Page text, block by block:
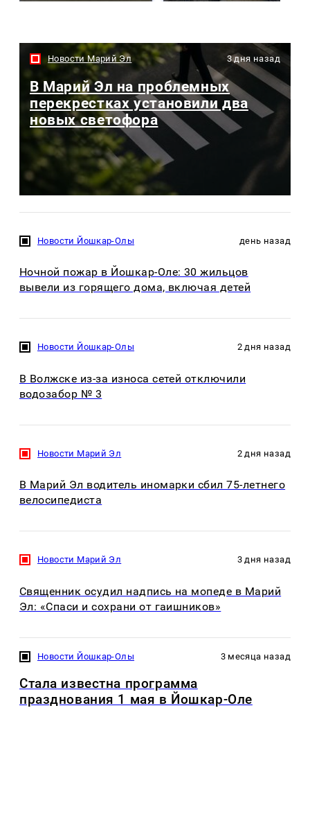
Новости Марий Эл 3 дня назад
В Марий Эл на проблемных
перекрестках установили два
новых светофора
Новости Йошкар-Олы день назад
Ночной пожар в Йошкар-Оле: 30 жильцов
вывели из горящего дома, включая детей
Новости Йошкар-Олы 2 дня назад
В Волжске из-за износа сетей отключили
водозабор № 3
Новости Марий Эл 2 дня назад
В Марий Эл водитель иномарки сбил 75-летнего
велосипедиста
Новости Марий Эл 3 дня назад
Священник осудил надпись на мопеде в Марий
Эл: «Спаси и сохрани от гаишников»
Новости Йошкар-Олы 3 месяца назад
Стала известна программа
празднования 1 мая в Йошкар-Оле